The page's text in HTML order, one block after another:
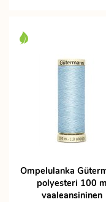
Ompelulanka
polyesteri 100 m
vaaleansininen